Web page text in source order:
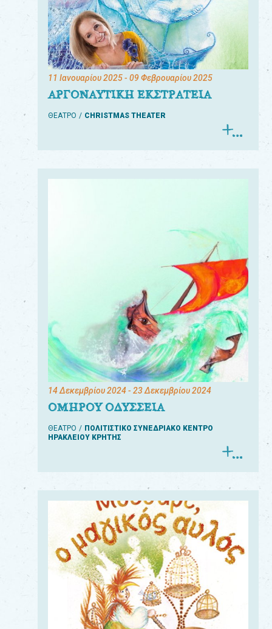
11 Ιανουαρίου 2025- 09 Φεβρουαρίου 2025
ΑΡΓΟΝΑΥΤΙΚΗ ΕΚΣΤΡΑΤΕΙΑ
ΘΕΑΤΡΟ CHRISTMAS THEATER
14 Δεκεμβρίου 2024- 23 Δεκεμβρίου 2024
ΟΜΗΡΟΥ ΟΔΥΣΣΕΙΑ
ΘΕΑΤΡΟ
ΠΟΛΙΤΙΣΤΙΚΟ ΣΥΝΕΔΡΙΑΚΟ ΚΕΝΤΡΟ
ΗΡΑΚΛΕΙΟΥ ΚΡΗΤΗΣ